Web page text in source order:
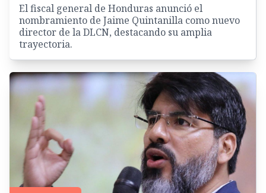
El fiscal general de Honduras anunció el
nombramiento de Jaime Quintanilla como nuevo
director de la DLCN, destacando su amplia
trayectoria.